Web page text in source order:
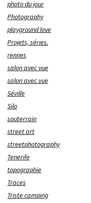
photo du jour
Photography
playground love
Projets, séries.
rennes
salon avec vue
salon avec vue
Séville
Silo
souterrain
street art
streetphotography
Tenerife
topographie
Traces
Triste camping